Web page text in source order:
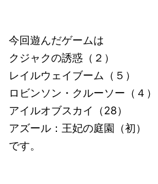
今回遊んだゲームは
クジャクの誘惑（２）
レイルウェイブーム（５）
ロビンソン・クルーソー（４）
アイルオブスカイ（28）
アズール：王妃の庭園（初）
です。